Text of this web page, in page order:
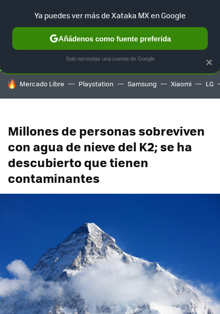
SELECCIÓN GAMING HOME AUTO TERRITORIO
HOY SE HABLA DE
Mercado Libre Playstation Samsung Xiaomi LG
Millones de personas sobreviven
con agua de nieve del K2; se ha
descubierto que tienen
contaminantes
×
Ya puedes ver más de Xataka MX en Google
Añádenos como fuente preferida
Solo necesitas una cuenta de Google